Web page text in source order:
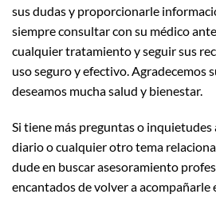
sus dudas y proporcionarle
siempre consultar con su médico
cualquier tratamiento y seguir sus
uso seguro y efectivo. Agradecemos
deseamos mucha salud y bienestar.
Si tiene más preguntas o inquietudes
diario o cualquier otro tema
dude en buscar asesoramiento
encantados de volver a acompañarle